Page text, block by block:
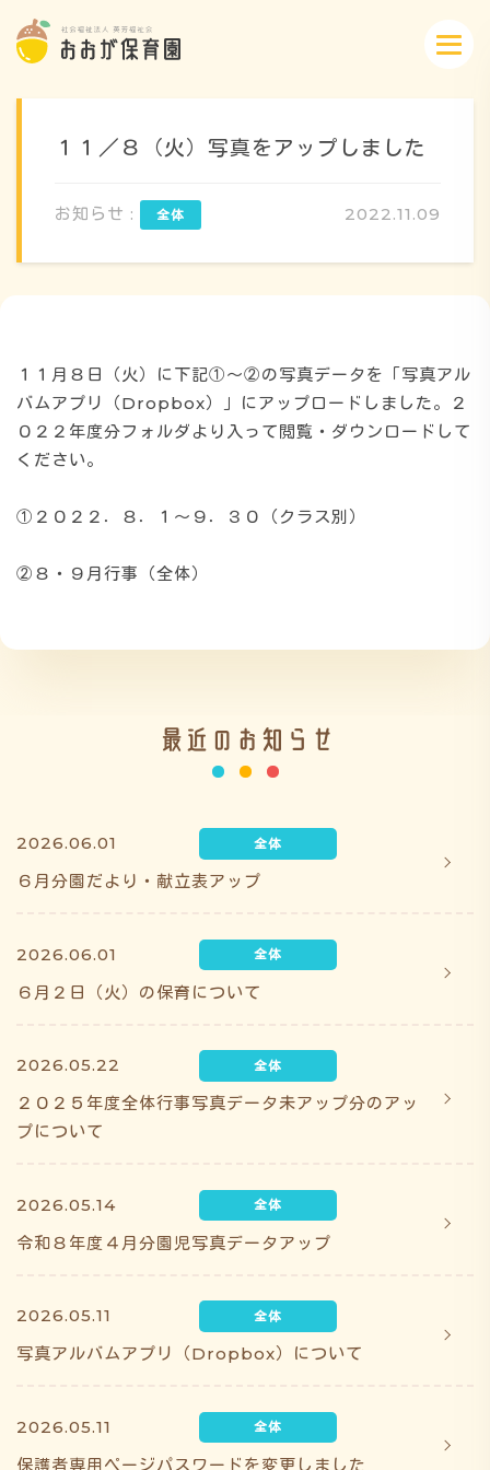
１１／８（火）写真をアップしました
お知らせ : 2022.11.09
１１月８日（火）に下記①～②の写真データを「写真アル
バムアプリ（Dropbox）」にアップロードしました。２
０２２年度分フォルダより入って閲覧・ダウンロードして
ください。
①２０２２．８．１～９．３０（クラス別）
②８・９月行事（全体）
最近のお知らせ
2026.06.01
６月分園だより・献立表アップ
2026.06.01
６月２日（火）の保育について
2026.05.22
２０２５年度全体行事写真データ未アップ分のアッ
プについて
2026.05.14
令和８年度４月分園児写真データアップ
2026.05.11
写真アルバムアプリ（Dropbox）について
2026.05.11
保護者専用ページパスワードを変更しました
よみこみち
1日のスケジュール
年間行事